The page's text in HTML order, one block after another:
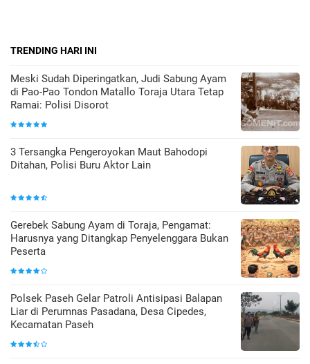
TRENDING HARI INI
Meski Sudah Diperingatkan, Judi Sabung Ayam
di Pao-Pao Tondon Matallo Toraja Utara Tetap
Ramai: Polisi Disorot
3 Tersangka Pengeroyokan Maut Bahodopi
Ditahan, Polisi Buru Aktor Lain
Gerebek Sabung Ayam di Toraja, Pengamat:
Harusnya yang Ditangkap Penyelenggara Bukan
Peserta
Polsek Paseh Gelar Patroli Antisipasi Balapan
Liar di Perumnas Pasadana, Desa Cipedes,
Kecamatan Paseh